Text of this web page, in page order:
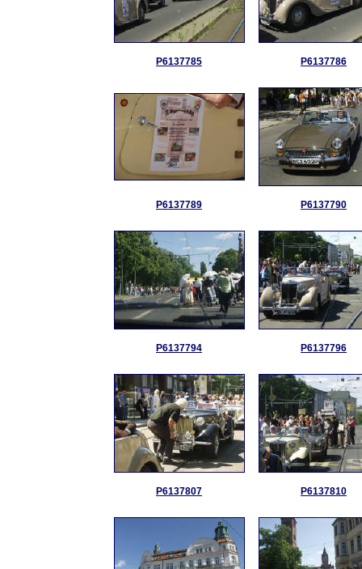
P6137785 P6137786
P6137789 P6137790
P6137794 P6137796
P6137807 P6137810